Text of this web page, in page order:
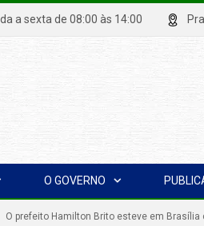
a sexta de 08:00 às 14:00
O GOVERNO
O prefeito Hamilton Brito esteve em